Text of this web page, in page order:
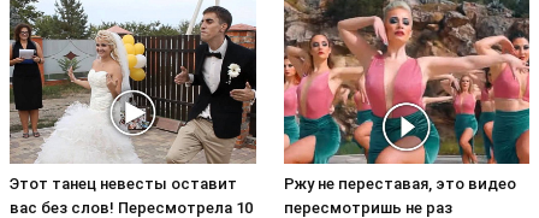
Этот танец невесты оставит
вас без слов! Пересмотрела 10
Ржу не переставая, это видео
пересмотришь не раз